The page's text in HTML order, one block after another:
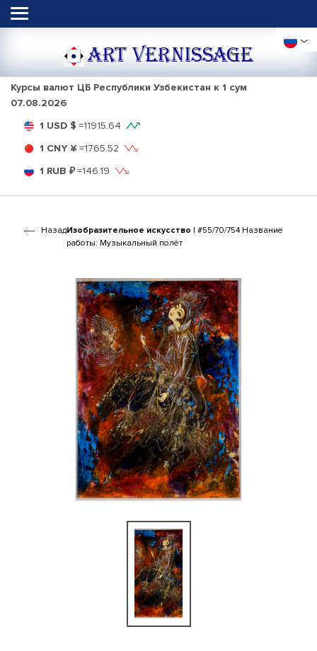
ART VERNISSAGE
Курсы валют ЦБ Республики Узбекистан к 1 сум
07.08.2026
1 USD $ =11915.64
1 CNY ¥ =1765.52
1 RUB ₽=146.19
НазадИзобразительное искусство | #55/70/754 Название
работы: Музыкальный полёт